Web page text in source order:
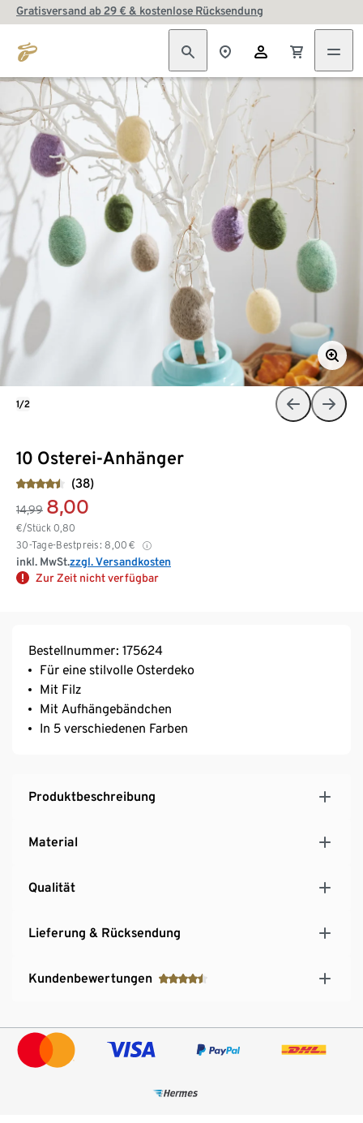
Gratisversand ab 29 € & kostenlose Rücksendung
10 Osterei-Anhänger
(38)
14,99 8,00
€/Stück 0,80
30-Tage-Bestpreis: 8,00 €
inkl. MwSt.zzgl. Versandkosten
Zur Zeit nicht verfügbar
1/2
Bestellnummer: 175624
Für eine stilvolle Osterdeko
Mit Filz
Mit Aufhängebändchen
In 5 verschiedenen Farben
Produktbeschreibung
Material
Qualität
Lieferung & Rücksendung
Kundenbewertungen